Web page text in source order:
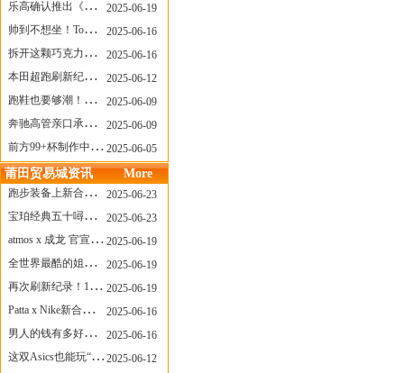
乐高确认推出《哥斯拉》积木，这设计也太酷了！
2025-06-19
帅到不想坐！Tom Sachs x Helinox 这把露营椅太炸了
2025-06-16
拆开这颗巧克力，居然是皮卡丘？
2025-06-16
本田超跑刷新纪录了！700万元成交价
2025-06-12
跑鞋也要够潮！昂跑 x Slam Jam 联名即将发售
2025-06-09
奔驰高管亲口承认：电动G级，完全失败了！
2025-06-09
前方99+杯制作中！「爷爷不泡茶」苹果狗、桃桃喵，今夏顶流潮饮！
2025-06-05
莆田贸易城资讯 More
跑步装备上新合集，最近有什么可以关注的呢？
2025-06-23
宝珀经典五十噚家族再添新员 适配所有腕围的38mm小表径腕表亮相
2025-06-23
atmos x 成龙 官宣，《警察故事》联名短袖公布！
2025-06-19
全世界最酷的姐姐，和Nike联名的鞋要来了！
2025-06-19
再次刷新纪录！14只 LABUBU 共拍出240万元
2025-06-19
Patta x Nike新合作提前泄露，这次的服饰周边也有亮点？
2025-06-16
男人的钱有多好赚？四个大学生创业卖短裤，年销8个亿！
2025-06-16
这双Asics也能玩“牛仔感”？TOGA联名即将登场！
2025-06-12